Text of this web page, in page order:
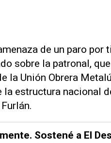
de un paro por
sobre la patronal,
la Unión Obrera
la estructura nacional
Sostené a El